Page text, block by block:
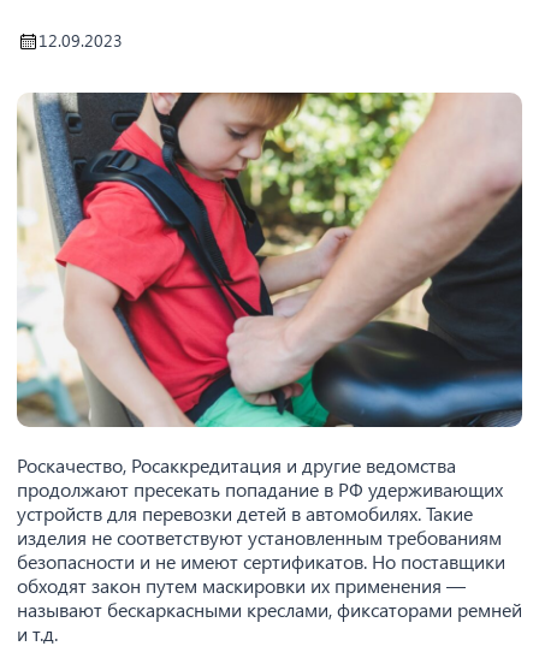
12.09.2023
Роскачество, Росаккредитация и другие ведомства
продолжают пресекать попадание в РФ удерживающих
устройств для перевозки детей в автомобилях. Такие
изделия не соответствуют установленным требованиям
безопасности и не имеют сертификатов. Но поставщики
обходят закон путем маскировки их применения —
называют бескаркасными креслами, фиксаторами ремней
и т.д.